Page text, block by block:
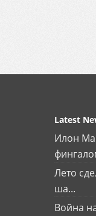
Latest
Илон
Лето
ша...
Война